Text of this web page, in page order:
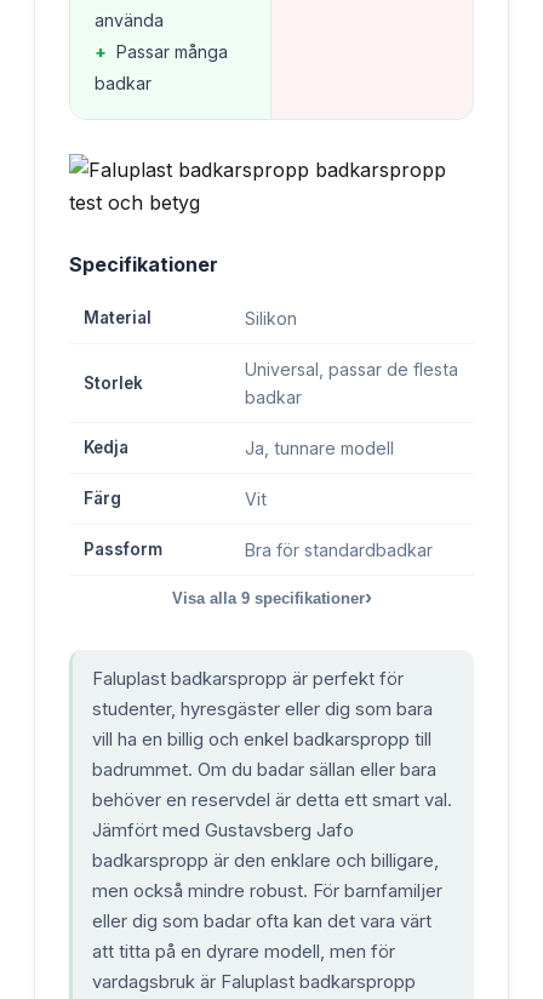
använda
+ Passar många
badkar
Specifikationer
Material Silikon
Storlek
Universal, passar de flesta
badkar
Kedja Ja, tunnare modell
Färg Vit
Passform Bra för standardbadkar
Visa alla 9specifikationer›
Faluplast badkarspropp är perfekt för
studenter, hyresgäster eller dig som bara
vill ha en billig och enkel badkarspropp till
badrummet. Om du badar sällan eller bara
behöver en reservdel är detta ett smart val.
Jämfört med Gustavsberg Jafo
badkarspropp är den enklare och billigare,
men också mindre robust. För barnfamiljer
eller dig som badar ofta kan det vara värt
att titta på en dyrare modell, men för
vardagsbruk är Faluplast badkarspropp